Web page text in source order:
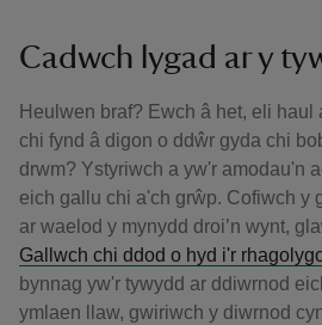
Cadwch lygad ar y
Heulwen braf? Ewch â het, eli haul
chi fynd â digon o ddŵr gyda chi
drwm? Ystyriwch a yw'r amodau'n
eich gallu chi a'ch grŵp. Cofiwch y
ar waelod y mynydd droi’n wynt,
Gallwch chi ddod o hyd i'r
bynnag yw'r tywydd ar ddiwrnod
ymlaen llaw, gwiriwch y diwrnod